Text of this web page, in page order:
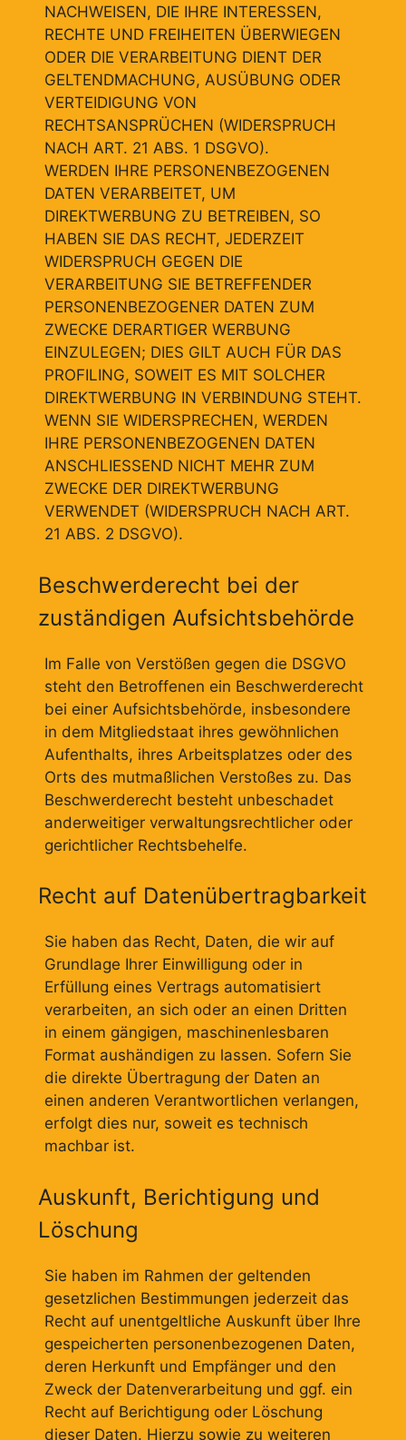
NACHWEISEN, DIE IHRE INTERESSEN,
RECHTE UND FREIHEITEN ÜBERWIEGEN
ODER DIE VERARBEITUNG DIENT DER
GELTENDMACHUNG, AUSÜBUNG ODER
VERTEIDIGUNG VON
RECHTSANSPRÜCHEN (WIDERSPRUCH
NACH ART. 21 ABS. 1 DSGVO).
WERDEN IHRE PERSONENBEZOGENEN
DATEN VERARBEITET, UM
DIREKTWERBUNG ZU BETREIBEN, SO
HABEN SIE DAS RECHT, JEDERZEIT
WIDERSPRUCH GEGEN DIE
VERARBEITUNG SIE BETREFFENDER
PERSONENBEZOGENER DATEN ZUM
ZWECKE DERARTIGER WERBUNG
EINZULEGEN; DIES GILT AUCH FÜR DAS
PROFILING, SOWEIT ES MIT SOLCHER
DIREKTWERBUNG IN VERBINDUNG STEHT.
WENN SIE WIDERSPRECHEN, WERDEN
IHRE PERSONENBEZOGENEN DATEN
ANSCHLIESSEND NICHT MEHR ZUM
ZWECKE DER DIREKTWERBUNG
VERWENDET (WIDERSPRUCH NACH ART.
21 ABS. 2 DSGVO).
Beschwerderecht bei der
zuständigen Aufsichtsbehörde
Im Falle von Verstößen gegen die DSGVO
steht den Betroffenen ein Beschwerderecht
bei einer Aufsichtsbehörde, insbesondere
in dem Mitgliedstaat ihres gewöhnlichen
Aufenthalts, ihres Arbeitsplatzes oder des
Orts des mutmaßlichen Verstoßes zu. Das
Beschwerderecht besteht unbeschadet
anderweitiger verwaltungsrechtlicher oder
gerichtlicher Rechtsbehelfe.
Recht auf Datenübertragbarkeit
Sie haben das Recht, Daten, die wir auf
Grundlage Ihrer Einwilligung oder in
Erfüllung eines Vertrags automatisiert
verarbeiten, an sich oder an einen Dritten
in einem gängigen, maschinenlesbaren
Format aushändigen zu lassen. Sofern Sie
die direkte Übertragung der Daten an
einen anderen Verantwortlichen verlangen,
erfolgt dies nur, soweit es technisch
machbar ist.
Auskunft, Berichtigung und
Löschung
Sie haben im Rahmen der geltenden
gesetzlichen Bestimmungen jederzeit das
Recht auf unentgeltliche Auskunft über Ihre
gespeicherten personenbezogenen Daten,
deren Herkunft und Empfänger und den
Zweck der Datenverarbeitung und ggf. ein
Recht auf Berichtigung oder Löschung
dieser Daten. Hierzu sowie zu weiteren